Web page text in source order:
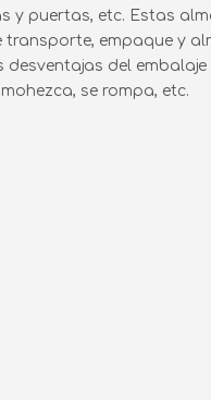
y puertas, etc. Estas
empaque y
del
se rompa, etc.